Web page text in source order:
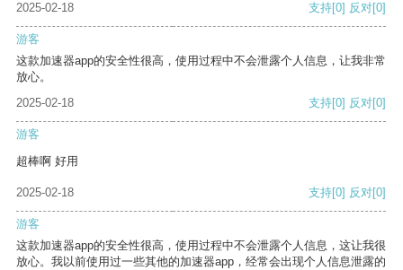
2025-02-18 支持[0] 反对[0]
游客
这款加速器app的安全性很高，使用过程中不会泄露个人信息，让我非常
放心。
2025-02-18
支持[0] 反对[0]
游客
超棒啊 好用
2025-02-18 支持[0] 反对[0]
游客
这款加速器app的安全性很高，使用过程中不会泄露个人信息，这让我很
放心。我以前使用过一些其他的加速器app，经常会出现个人信息泄露的